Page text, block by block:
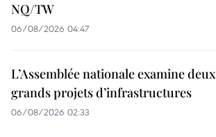
NQ/TW
06/08/2026 04:47
L’Assemblée nationale examine deux
grands projets d’infrastructures
06/08/2026 02:33